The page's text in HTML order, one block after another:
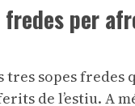
fredes per
tres sopes fredes
de l’estiu. A